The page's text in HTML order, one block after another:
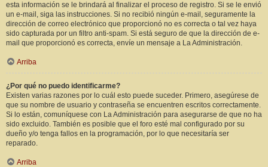
esta información se le brindará al finalizar el proceso de registro. Si se le envió
un e-mail, siga las instrucciones. Si no recibió ningún e-mail, seguramente la
dirección de correo electrónico que proporcionó no es correcta o tal vez haya
sido capturada por un filtro anti-spam. Si está seguro de que la dirección de e-
mail que proporcionó es correcta, envíe un mensaje a La Administración.
Arriba
¿Por qué no puedo identificarme?
Existen varias razones por lo cuál esto puede suceder. Primero, asegúrese de
que su nombre de usuario y contraseña se encuentren escritos correctamente.
Si lo están, comuníquese con La Administración para asegurarse de que no ha
sido excluido. También es posible que el foro esté mal configurado por su
dueño y/o tenga fallos en la programación, por lo que necesitaría ser
reparado.
Arriba